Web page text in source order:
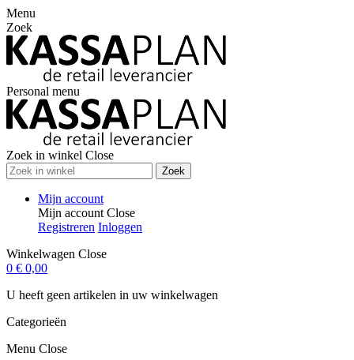
Menu
Zoek
Personal menu
Zoek in winkel Close
Zoek
Mijn account
Mijn account Close
Registreren Inloggen
Winkelwagen Close
0 € 0,00
U heeft geen artikelen in uw winkelwagen
Categorieën
Menu Close